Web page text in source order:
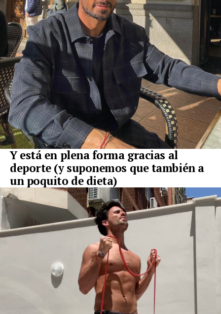
Y está en plena forma gracias al
deporte (y suponemos que también a
un poquito de dieta)